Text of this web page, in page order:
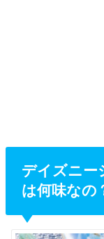
デイズニー
は何味なの